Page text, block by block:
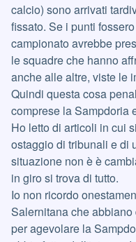
calcio) sono arrivati
fissato. Se i punti
campionato avrebbe
le squadre che hanno
anche alle altre, viste le
Quindi questa cosa
comprese la Sampdoria
Ho letto di articoli in cui
ostaggio di tribunali e di
situazione non è è
in giro si trova di tutto.
Io non ricordo
Salernitana che abbiano
per agevolare la